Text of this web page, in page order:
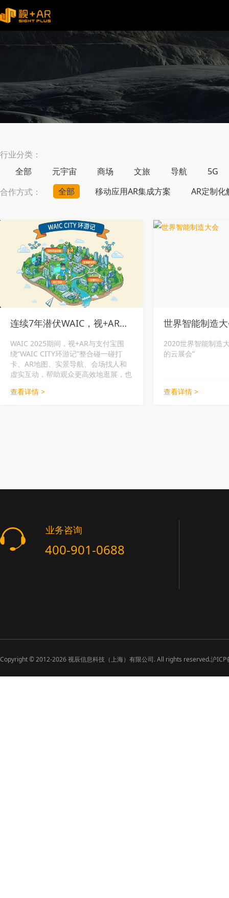
行业分类：
全部
元宇宙 商场 文旅 导航
5G
合作方式：
全部 移动应用AR集成方案 AR定制
连续7年潜伏WAIC，视+AR如何让10万+观众“碰”出新花样？
WAIC 2025期间，视+AR与支付宝围
绕“WAIC CITY环游记”整合碰一碰打
卡、AR地图、实景导航、会场找人和
虚实互动，帮助观众更高效地逛展，也
线。
查看详情 >
世界智能制造
2020世界智能制造
的云展会”
查看详情 >
业务咨询
400-901-0688
Copyright ©2012-2026视辰信息科技（上海）有限公司. All rights reserved.沪ICP